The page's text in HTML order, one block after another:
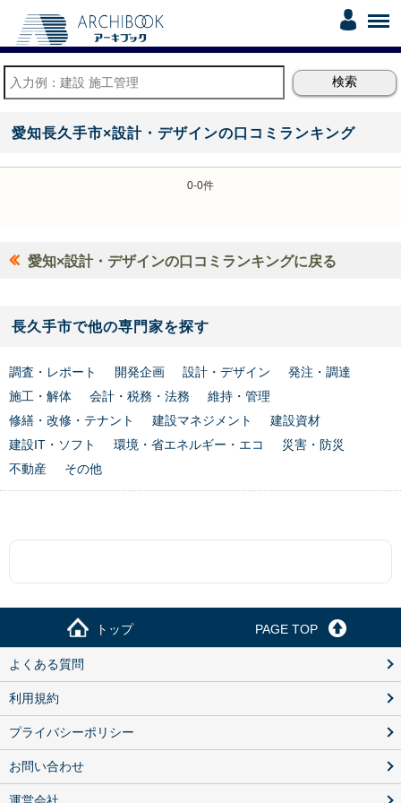
愛知長久手市×設計・デザインの口コミランキング
0-0件
愛知×設計・デザインの口コミランキングに戻る
長久手市で他の専門家を探す
調査・レポート 開発企画 設計・デザイン
発注・調達
施工・解体
会計・税務・法務
維持・管理
修繕・改修・テナント
建設マネジメント
建設資材
建設IT・ソフト
環境・省エネルギー・エコ
災害・防災
不動産
その他
トップ PAGE TOP
よくある質問
利用規約
プライバシーポリシー
お問い合わせ
運営会社